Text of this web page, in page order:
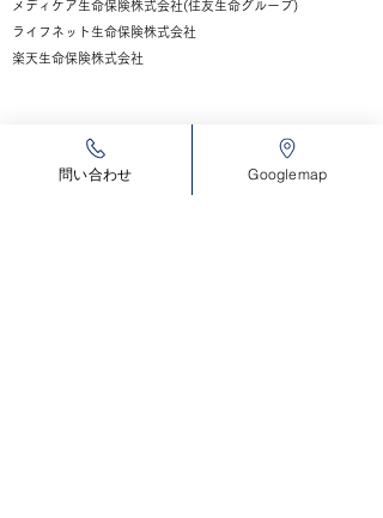
メディケア生命保険株式会社(住友生命グループ)
ライフネット生命保険株式会社
楽天生命保険株式会社
各先進医療を受ける方やご家族向けの金融商品もあります。
先進医療ローンという選択肢もあります
問い合わせ Googlemap